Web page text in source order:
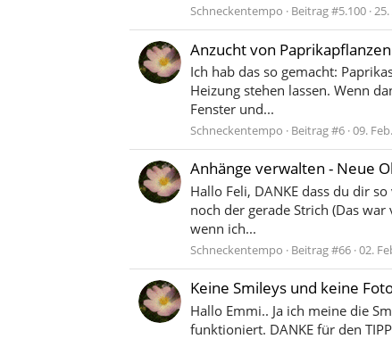
Schneckentempo Beitrag #5.100
Anzucht von Paprikapflanzen
Ich hab das so gemacht:
Heizung stehen lassen. Wenn
Fenster und...
Schneckentempo Beitrag #6 09.
Anhänge verwalten - Neue
Hallo Feli, DANKE dass du dir
noch der gerade Strich (Das
wenn ich...
Schneckentempo Beitrag #66 02.
Keine Smileys und keine
Hallo Emmi.. Ja ich meine die
funktioniert. DANKE für den